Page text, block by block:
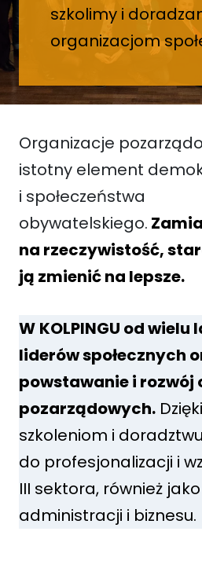
szkolimy i
organizacjom
Organizacje
istotny element
i społeczeństwa
obywatelskiego.
na rzeczywistość,
ją zmienić na lepsze.
W KOLPINGU od
liderów społecznych
powstawanie i rozwój
pozarządowych.
szkoleniom i
do profesjonalizacji i
III sektora, również
administracji i biznesu.